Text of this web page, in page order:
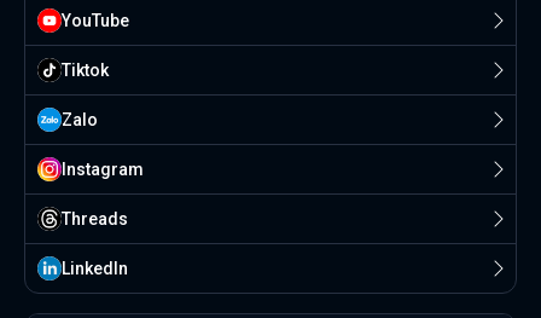
YouTube
Tiktok
Zalo
Instagram
Threads
Linkedln